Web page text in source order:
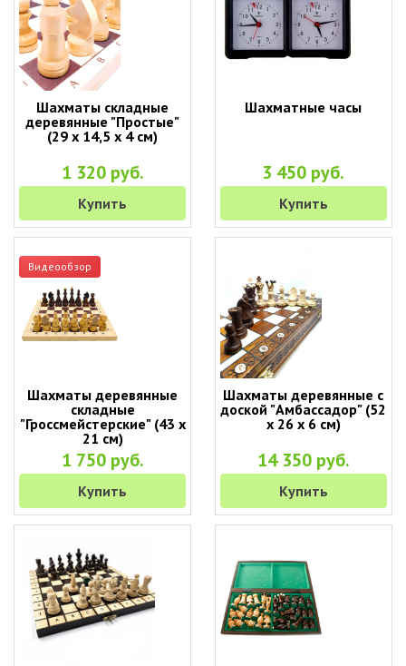
Шахматы складные
деревянные "Простые"
(29 х 14,5 х 4 см)
1 320 руб.
Купить
Шахматные часы
3 450 руб.
Купить
Видеообзор
Шахматы деревянные
складные
"Гроссмейстерские" (43 х
21 см)
1 750 руб.
Купить
Шахматы деревянные с
доской "Амбассадор" (52
х 26 х 6 см)
14 350 руб.
Купить